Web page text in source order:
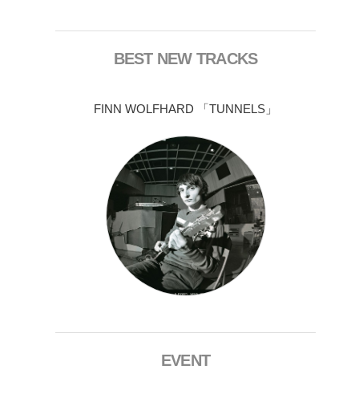
BEST NEW TRACKS
FINN WOLFHARD 「TUNNELS」
EVENT